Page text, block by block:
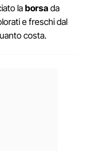
laborsada
e freschi dal
costa.